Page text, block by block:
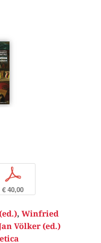
p
€ 40,00
, Winfried
Völker (ed.)